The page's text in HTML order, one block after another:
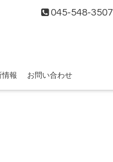
045-548-3507
情報 お問い合わせ